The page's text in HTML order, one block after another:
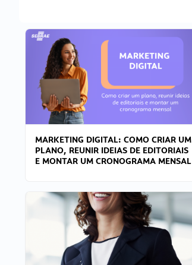
MARKETING DIGITAL: COMO CRIAR UM
PLANO, REUNIR IDEIAS DE EDITORIAIS
E MONTAR UM CRONOGRAMA MENSAL